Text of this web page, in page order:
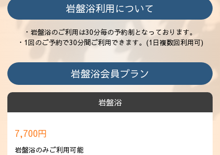
ウェルチケ
法人会員
岩盤浴利用について
・岩盤浴のご利用は30分毎の予約制となっております。
・1回のご予約で30分間ご利用できます。(1日複数回利用可)
岩盤浴会員プラン
岩盤浴
7,700円
岩盤浴のみご利用可能